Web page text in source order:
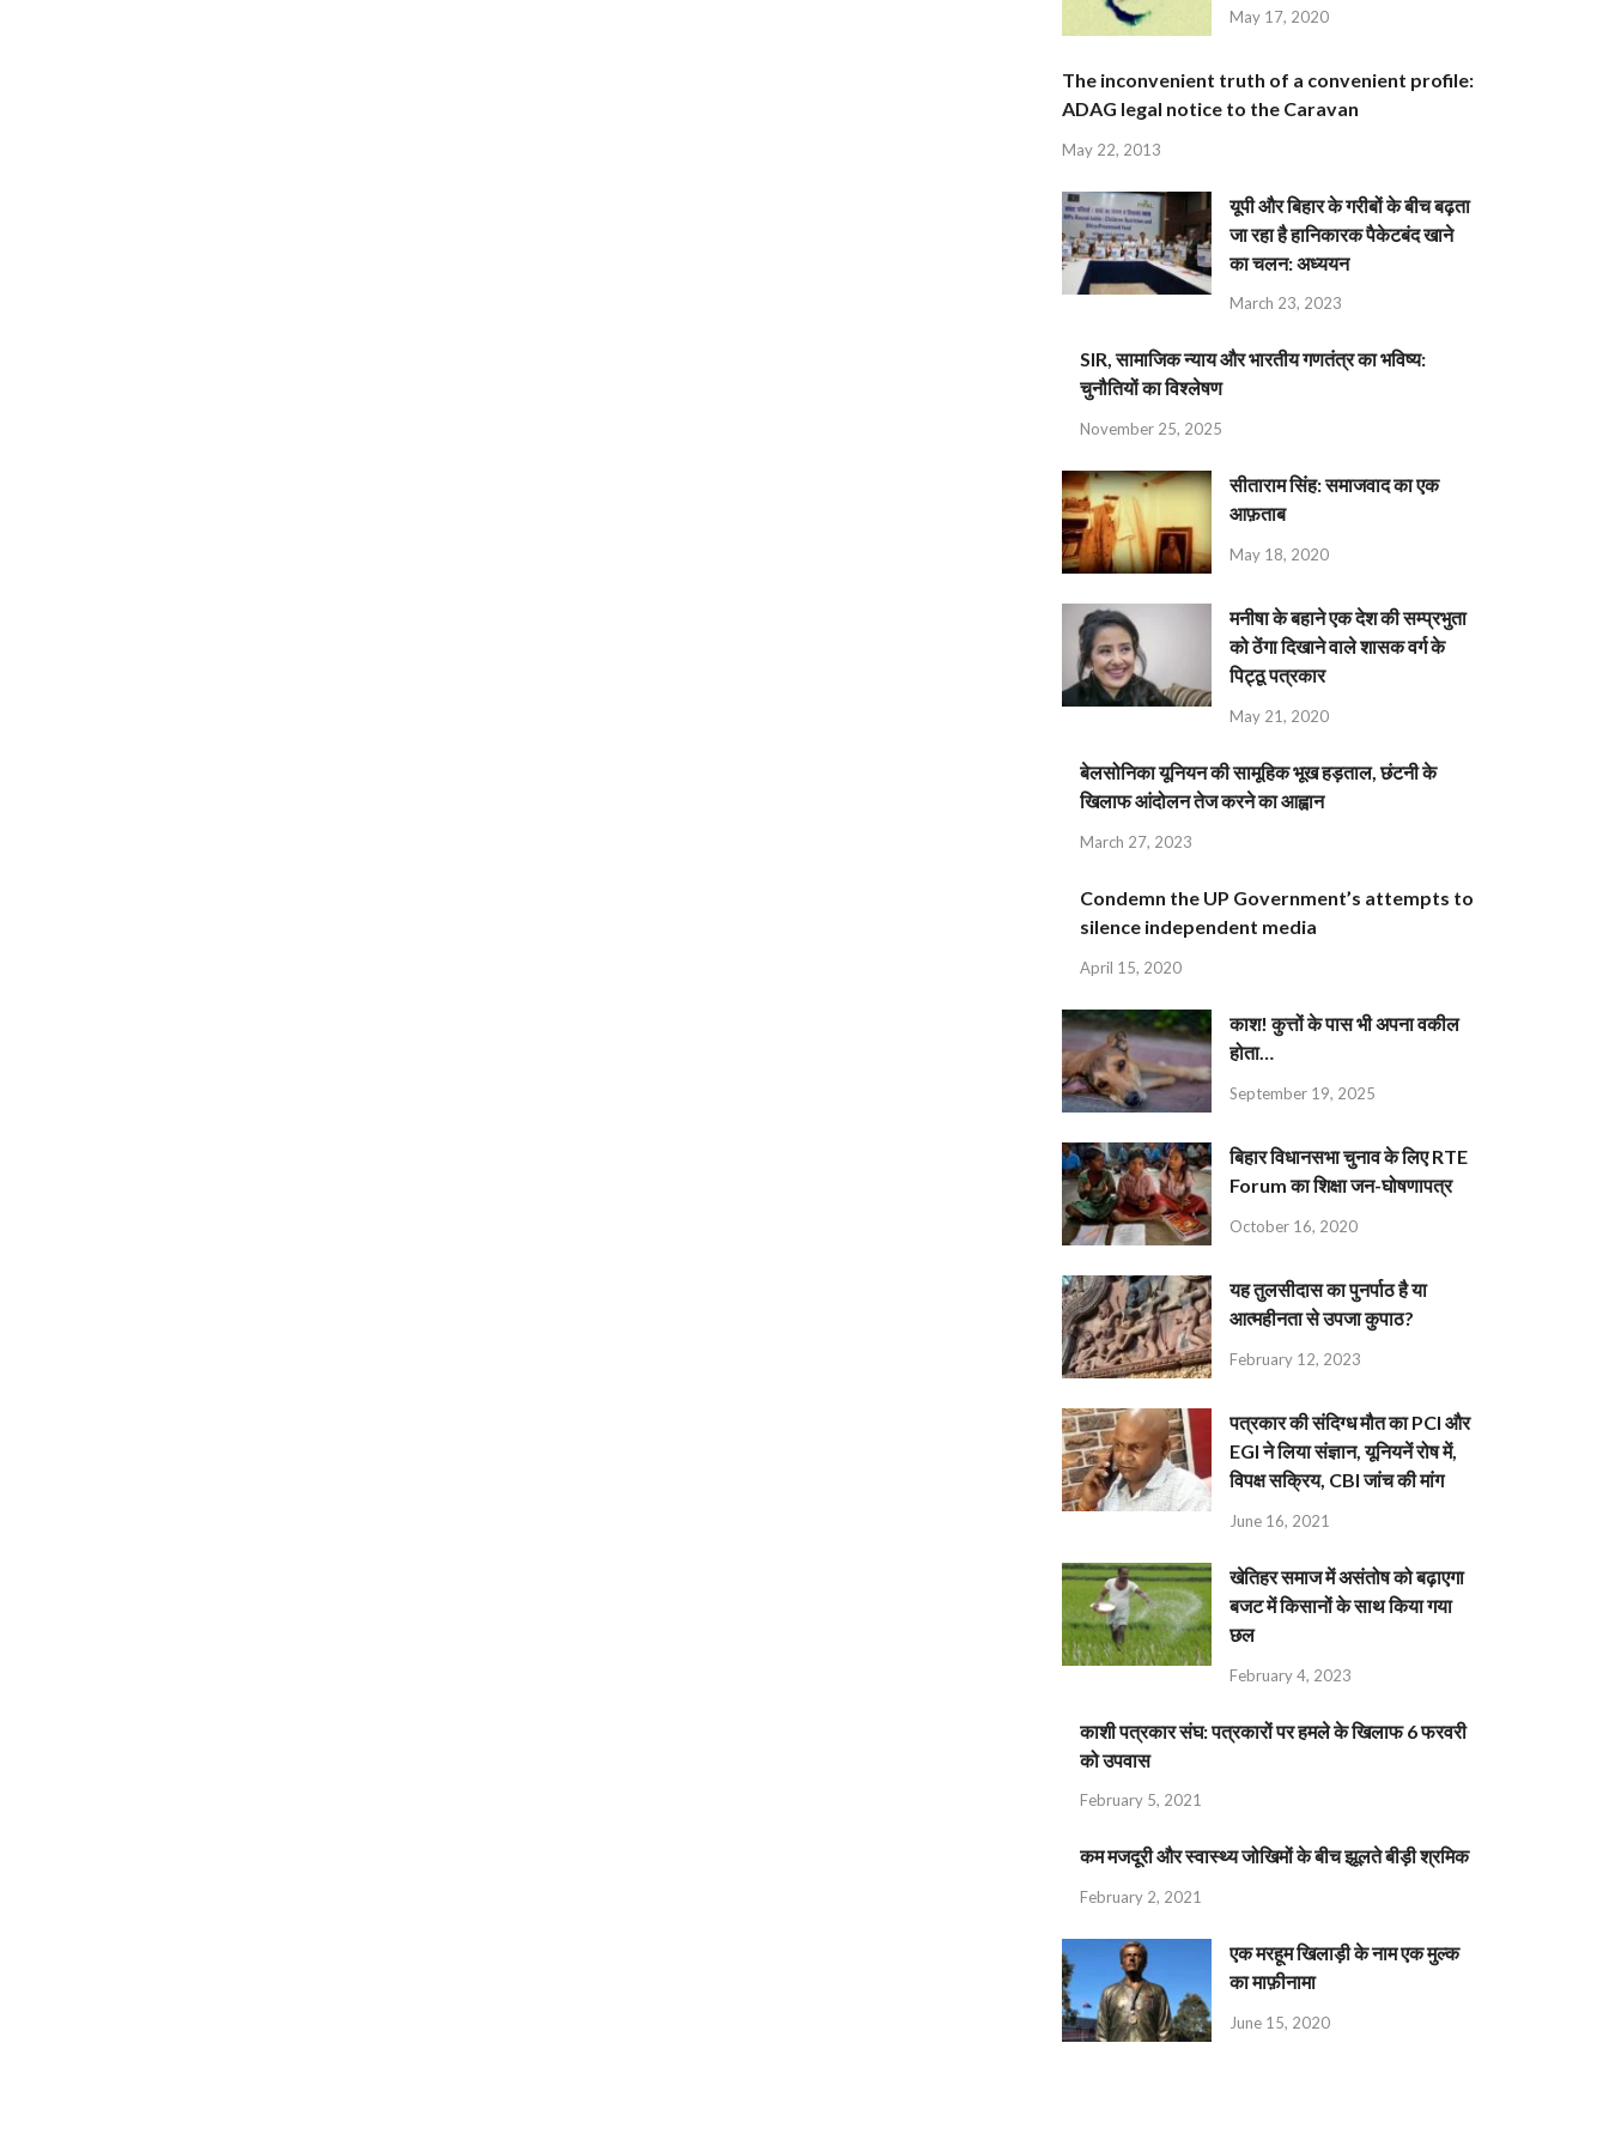
May 17, 2020
The inconvenient truth of a convenient profile:
ADAG legal notice to the Caravan
May 22, 2013
यूपी और बिहार के गरीबों के बीच बढ़ता
जा रहा है हानिकारक पैकेटबंद खाने
का चलन: अध्ययन
March 23, 2023
SIR, सामाजिक न्याय और भारतीय गणतंत्र का भविष्य:
चुनौतियों का विश्लेषण
November 25, 2025
सीताराम सिंह: समाजवाद का एक
आफ़ताब
May 18, 2020
मनीषा के बहाने एक देश की सम्प्रभुता
को ठेंगा दिखाने वाले शासक वर्ग के
पिट्ठू पत्रकार
May 21, 2020
बेलसोनिका यूनियन की सामूहिक भूख हड़ताल, छंटनी के
खिलाफ आंदोलन तेज करने का आह्वान
March 27, 2023
Condemn the UP Government’s attempts to
silence independent media
April 15, 2020
काश! कुत्तों के पास भी अपना वकील
होता…
September 19, 2025
बिहार विधानसभा चुनाव के लिए RTE
Forum का शिक्षा जन-घोषणापत्र
October 16, 2020
यह तुलसीदास का पुनर्पाठ है या
आत्महीनता से उपजा कुपाठ?
February 12, 2023
पत्रकार की संदिग्ध मौत का PCI और
EGI ने लिया संज्ञान, यूनियनें रोष में,
विपक्ष सक्रिय, CBI जांच की मांग
June 16, 2021
खेतिहर समाज में असंतोष को बढ़ाएगा
बजट में किसानों के साथ किया गया
छल
February 4, 2023
काशी पत्रकार संघ: पत्रकारों पर हमले के खिलाफ 6 फरवरी
को उपवास
February 5, 2021
कम मजदूरी और स्वास्थ्य जोखिमों के बीच झूलते बीड़ी श्रमिक
February 2, 2021
एक मरहूम खिलाड़ी के नाम एक मुल्क
का माफ़ीनामा
June 15, 2020